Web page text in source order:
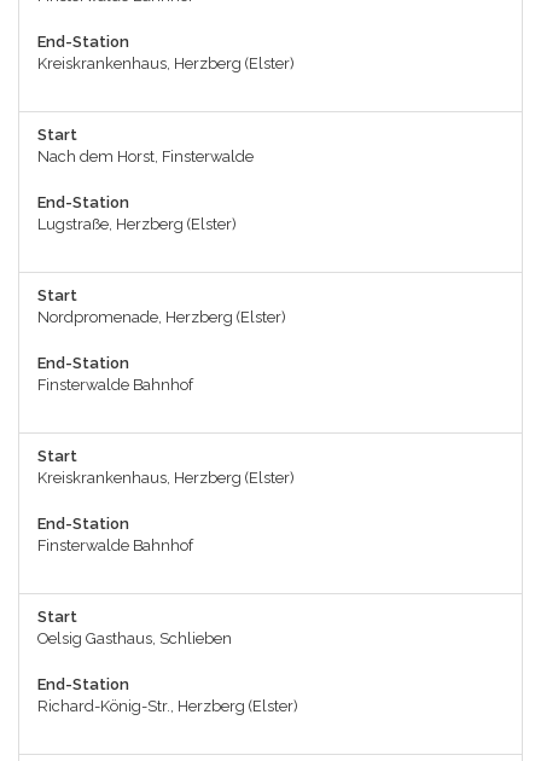
End-Station
Kreiskrankenhaus, Herzberg (Elster)
Start
Nach dem Horst, Finsterwalde
End-Station
Lugstraße, Herzberg (Elster)
Start
Nordpromenade, Herzberg (Elster)
End-Station
Finsterwalde Bahnhof
Start
Kreiskrankenhaus, Herzberg (Elster)
End-Station
Finsterwalde Bahnhof
Start
Oelsig Gasthaus, Schlieben
End-Station
Richard-König-Str., Herzberg (Elster)